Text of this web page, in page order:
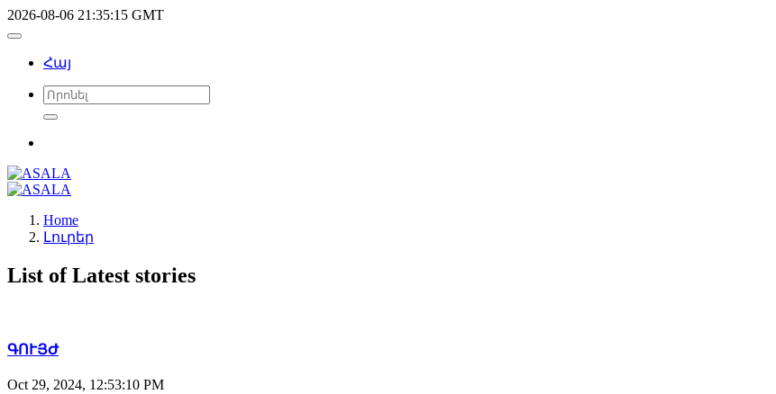
2026-08-06 21:35:15 GMT
Հայ
Home
Լուրեր
List of Latest stories
ԳՈՒՅԺ
Oct 29, 2024, 12:53:10 PM